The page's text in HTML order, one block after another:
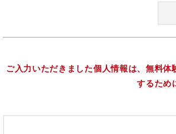
ご入力いただきました個人情報は、無料
するため